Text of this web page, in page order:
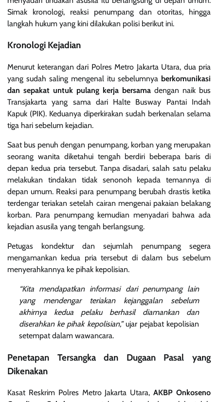
Simak kronologi, reaksi penumpang dan otoritas, hingga
langkah hukum yang kini dilakukan polisi berikut ini.
Kronologi Kejadian
Menurut keterangan dari Polres Metro Jakarta Utara, dua pria
yang sudah saling mengenal itu sebelumnya berkomunikasi
dan sepakat untuk pulang kerja bersama dengan naik bus
Transjakarta yang sama dari Halte Busway Pantai Indah
Kapuk (PIK). Keduanya diperkirakan sudah berkenalan selama
tiga hari sebelum kejadian.
Saat bus penuh dengan penumpang, korban yang merupakan
seorang wanita diketahui tengah berdiri beberapa baris di
depan kedua pria tersebut. Tanpa disadari, salah satu pelaku
melakukan tindakan tidak senonoh kepada temannya di
depan umum. Reaksi para penumpang berubah drastis ketika
terdengar teriakan setelah cairan mengenai pakaian belakang
korban. Para penumpang kemudian menyadari bahwa ada
kejadian asusila yang tengah berlangsung.
Petugas kondektur dan sejumlah penumpang segera
mengamankan kedua pria tersebut di dalam bus sebelum
menyerahkannya ke pihak kepolisian.
“Kita mendapatkan informasi dari penumpang lain
yang mendengar teriakan kejanggalan sebelum
akhirnya kedua pelaku berhasil diamankan dan
diserahkan ke pihak kepolisian,”ujar pejabat kepolisian
setempat dalam wawancara.
Penetapan Tersangka dan Dugaan Pasal yang
Dikenakan
Kasat Reskrim Polres Metro Jakarta Utara,AKBP Onkoseno